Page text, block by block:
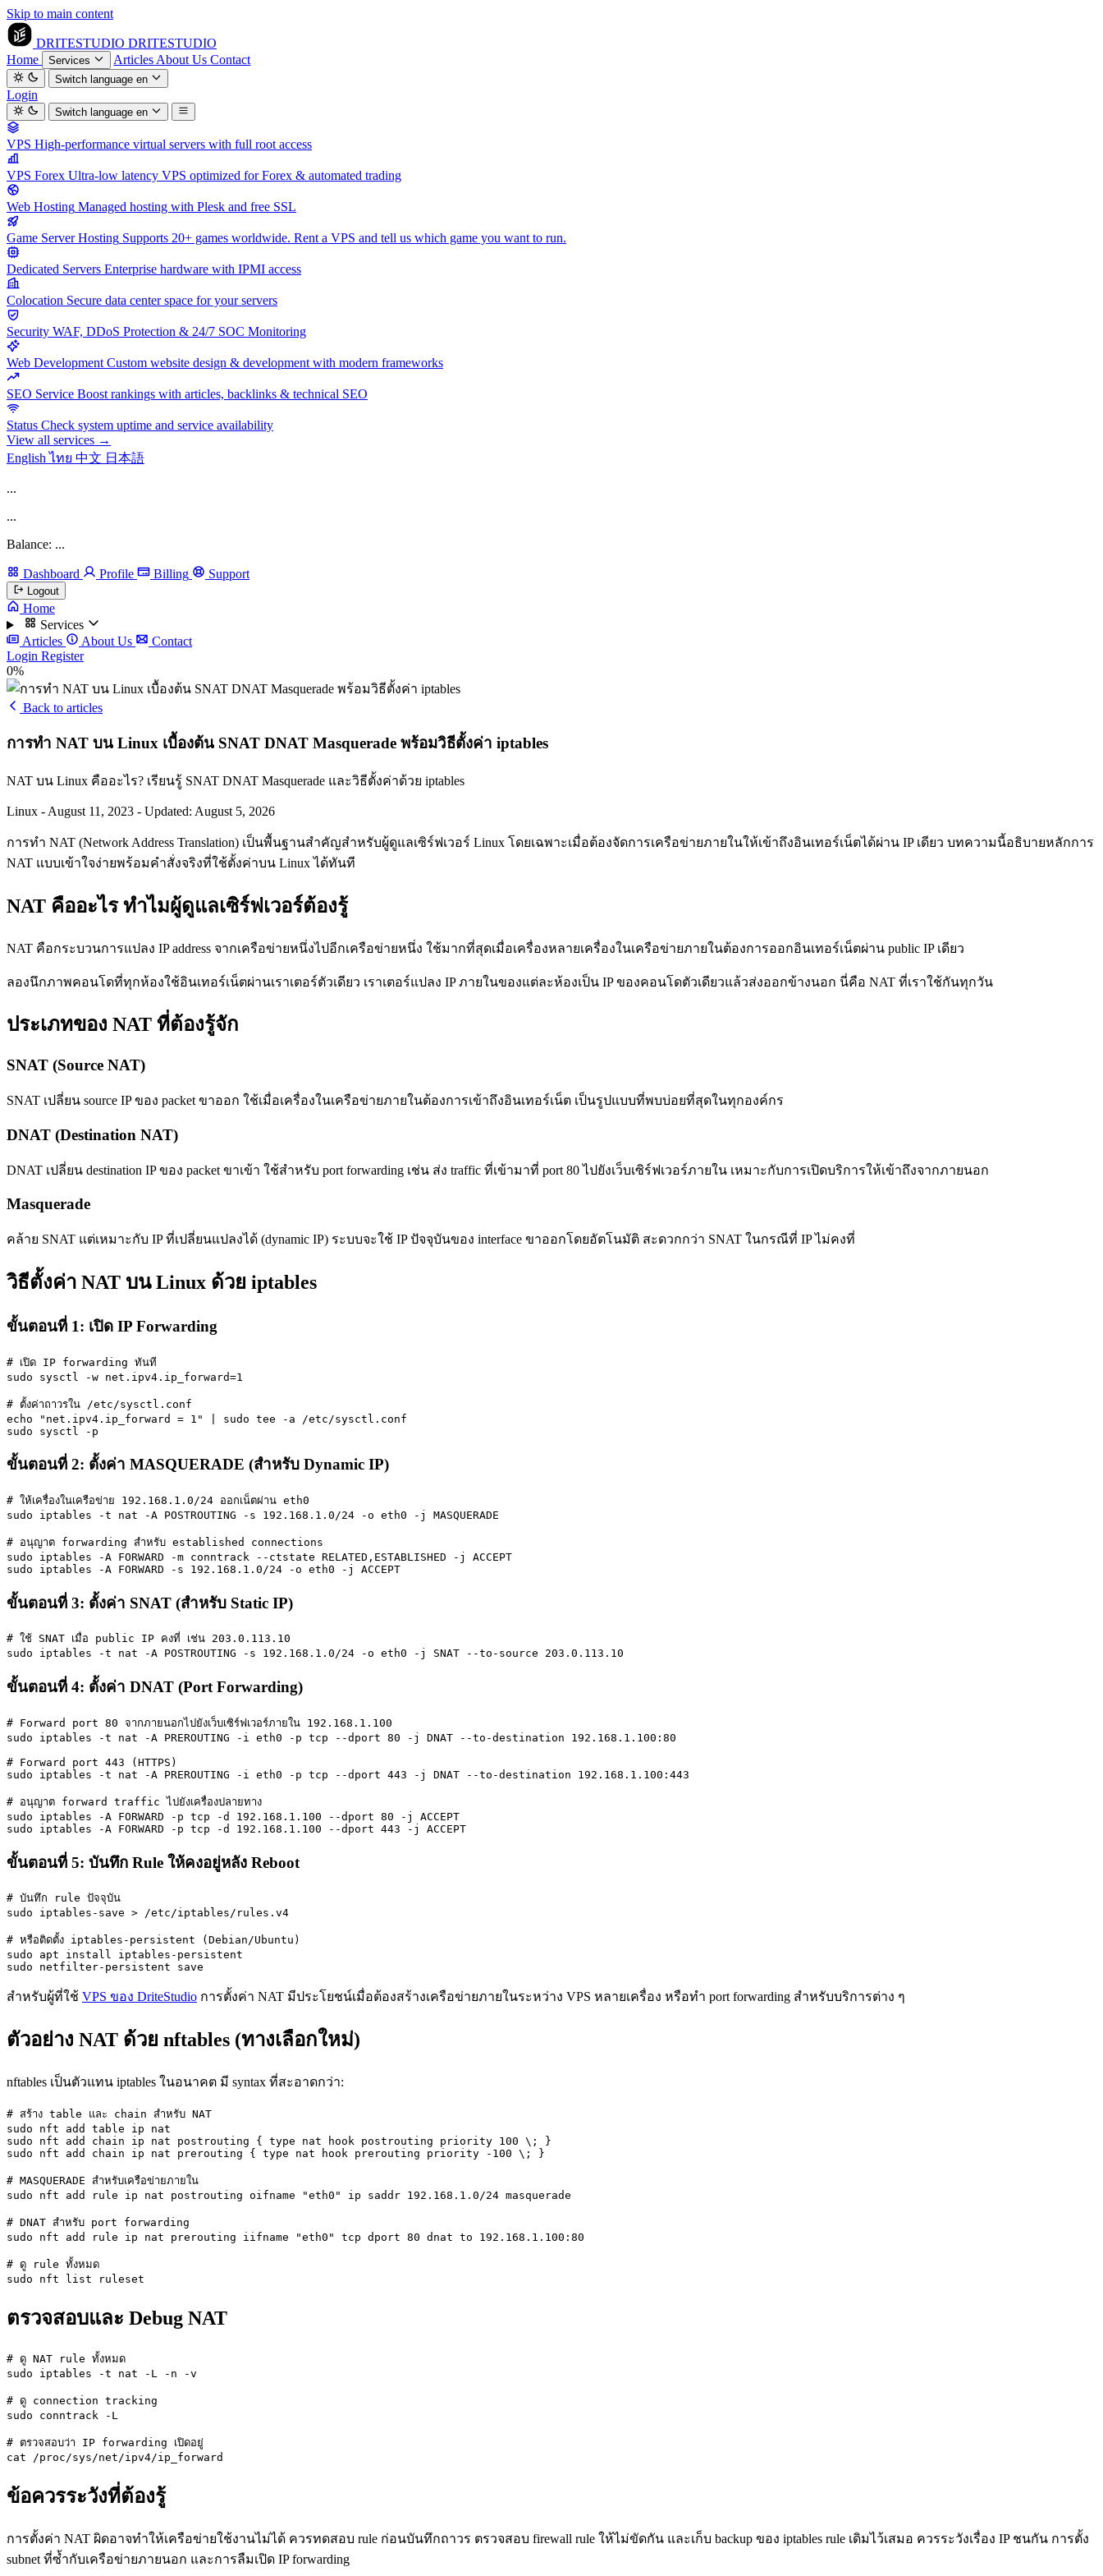
Skip to main content
DRITESTUDIO DRITESTUDIO
Home
Services Articles About Us Contact
Switch languageen
Login
Switch languageen
VPS High-performance virtual servers with full root access
VPS Forex Ultra-low latency VPS optimized for Forex & automated trading
Web Hosting Managed hosting with Plesk and free SSL
Game Server Hosting Supports 20+ games worldwide. Rent a VPS and tell us which game you want to run.
Dedicated Servers Enterprise hardware with IPMI access
Colocation Secure data center space for your servers
Security WAF, DDoS Protection & 24/7 SOC Monitoring
Web Development Custom website design & development with modern frameworks
SEO Service Boost rankings with articles, backlinks & technical SEO
Status Check system uptime and service availability
View all services →
Englishไทย 中文 日本語
...
...
Balance: ...
Dashboard Profile Billing Support
Logout
Home
Services
Articles
About Us
Contact
Login Register
0%
Back to articles
การทำ NAT บน Linux เบื้องต้น SNAT DNAT Masquerade พร้อมวิธีตั้งค่า iptables
NAT บน Linux คืออะไร? เรียนรู้ SNAT DNAT Masquerade และวิธีตั้งค่าด้วย iptables
Linux - August 11, 2023 - Updated: August 5, 2026
การทำ NAT (Network Address Translation) เป็นพื้นฐานสำคัญสำหรับผู้ดูแลเซิร์ฟเวอร์ Linux โดยเฉพาะเมื่อต้องจัดการเครือข่ายภายในให้เข้าถึงอินเทอร์เน็ตได้ผ่าน IP เดียว บทความนี้อธิบายหลักการ
NAT แบบเข้าใจง่ายพร้อมคำสั่งจริงที่ใช้ตั้งค่าบน Linux ได้ทันที
NAT คืออะไร ทำไมผู้ดูแลเซิร์ฟเวอร์ต้องรู้
NAT คือกระบวนการแปลง IP address จากเครือข่ายหนึ่งไปอีกเครือข่ายหนึ่ง ใช้มากที่สุดเมื่อเครื่องหลายเครื่องในเครือข่ายภายในต้องการออกอินเทอร์เน็ตผ่าน public IP เดียว
ลองนึกภาพคอนโดที่ทุกห้องใช้อินเทอร์เน็ตผ่านเราเตอร์ตัวเดียว เราเตอร์แปลง IP ภายในของแต่ละห้องเป็น IP ของคอนโดตัวเดียวแล้วส่งออกข้างนอก นี่คือ NAT ที่เราใช้กันทุกวัน
ประเภทของ NAT ที่ต้องรู้จัก
SNAT (Source NAT)
SNAT เปลี่ยน source IP ของ packet ขาออก ใช้เมื่อเครื่องในเครือข่ายภายในต้องการเข้าถึงอินเทอร์เน็ต เป็นรูปแบบที่พบบ่อยที่สุดในทุกองค์กร
DNAT (Destination NAT)
DNAT เปลี่ยน destination IP ของ packet ขาเข้า ใช้สำหรับ port forwarding เช่น ส่ง traffic ที่เข้ามาที่ port 80 ไปยังเว็บเซิร์ฟเวอร์ภายใน เหมาะกับการเปิดบริการให้เข้าถึงจากภายนอก
Masquerade
คล้าย SNAT แต่เหมาะกับ IP ที่เปลี่ยนแปลงได้ (dynamic IP) ระบบจะใช้ IP ปัจจุบันของ interface ขาออกโดยอัตโนมัติ สะดวกกว่า SNAT ในกรณีที่ IP ไม่คงที่
วิธีตั้งค่า NAT บน Linux ด้วย iptables
ขั้นตอนที่ 1: เปิด IP Forwarding
# เปิด IP forwarding ทันที
sudo sysctl -w net.ipv4.ip_forward=1
# ตั้งค่าถาวรใน /etc/sysctl.conf
echo "net.ipv4.ip_forward = 1" | sudo tee -a /etc/sysctl.conf
sudo sysctl -p
ขั้นตอนที่ 2: ตั้งค่า MASQUERADE (สำหรับ Dynamic IP)
# ให้เครื่องในเครือข่าย 192.168.1.0/24 ออกเน็ตผ่าน eth0
sudo iptables -t nat -A POSTROUTING -s 192.168.1.0/24 -o eth0 -j MASQUERADE
# อนุญาต forwarding สำหรับ established connections
sudo iptables -A FORWARD -m conntrack --ctstate RELATED,ESTABLISHED -j ACCEPT
sudo iptables -A FORWARD -s 192.168.1.0/24 -o eth0 -j ACCEPT
ขั้นตอนที่ 3: ตั้งค่า SNAT (สำหรับ Static IP)
# ใช้ SNAT เมื่อ public IP คงที่ เช่น 203.0.113.10
sudo iptables -t nat -A POSTROUTING -s 192.168.1.0/24 -o eth0 -j SNAT --to-source 203.0.113.10
ขั้นตอนที่ 4: ตั้งค่า DNAT (Port Forwarding)
# Forward port 80 จากภายนอกไปยังเว็บเซิร์ฟเวอร์ภายใน 192.168.1.100
sudo iptables -t nat -A PREROUTING -i eth0 -p tcp --dport 80 -j DNAT --to-destination 192.168.1.100:80
# Forward port 443 (HTTPS)
sudo iptables -t nat -A PREROUTING -i eth0 -p tcp --dport 443 -j DNAT --to-destination 192.168.1.100:443
# อนุญาต forward traffic ไปยังเครื่องปลายทาง
sudo iptables -A FORWARD -p tcp -d 192.168.1.100 --dport 80 -j ACCEPT
sudo iptables -A FORWARD -p tcp -d 192.168.1.100 --dport 443 -j ACCEPT
ขั้นตอนที่ 5: บันทึก Rule ให้คงอยู่หลัง Reboot
# บันทึก rule ปัจจุบัน
sudo iptables-save > /etc/iptables/rules.v4
# หรือติดตั้ง iptables-persistent (Debian/Ubuntu)
sudo apt install iptables-persistent
sudo netfilter-persistent save
สำหรับผู้ที่ใช้ VPS ของ DriteStudio การตั้งค่า NAT มีประโยชน์เมื่อต้องสร้างเครือข่ายภายในระหว่าง VPS หลายเครื่อง หรือทำ port forwarding สำหรับบริการต่าง ๆ
ตัวอย่าง NAT ด้วย nftables (ทางเลือกใหม่)
nftables เป็นตัวแทน iptables ในอนาคต มี syntax ที่สะอาดกว่า:
# สร้าง table และ chain สำหรับ NAT
sudo nft add table ip nat
sudo nft add chain ip nat postrouting { type nat hook postrouting priority 100 \; }
sudo nft add chain ip nat prerouting { type nat hook prerouting priority -100 \; }
# MASQUERADE สำหรับเครือข่ายภายใน
sudo nft add rule ip nat postrouting oifname "eth0" ip saddr 192.168.1.0/24 masquerade
# DNAT สำหรับ port forwarding
sudo nft add rule ip nat prerouting iifname "eth0" tcp dport 80 dnat to 192.168.1.100:80
# ดู rule ทั้งหมด
sudo nft list ruleset
ตรวจสอบและ Debug NAT
# ดู NAT rule ทั้งหมด
sudo iptables -t nat -L -n -v
# ดู connection tracking
sudo conntrack -L
# ตรวจสอบว่า IP forwarding เปิดอยู่
cat /proc/sys/net/ipv4/ip_forward
ข้อควรระวังที่ต้องรู้
การตั้งค่า NAT ผิดอาจทำให้เครือข่ายใช้งานไม่ได้ ควรทดสอบ rule ก่อนบันทึกถาวร ตรวจสอบ firewall rule ให้ไม่ขัดกัน และเก็บ backup ของ iptables rule เดิมไว้เสมอ ควรระวังเรื่อง IP ชนกัน การตั้ง
subnet ที่ซ้ำกับเครือข่ายภายนอก และการลืมเปิด IP forwarding